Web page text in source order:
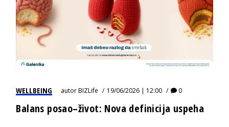
WELLBEING autorBIZLife 19/06/2026 | 12:00 0
Balans posao–život: Nova definicija uspeha